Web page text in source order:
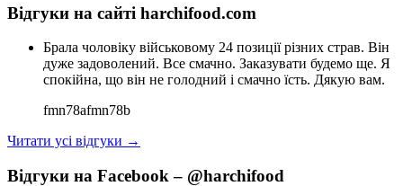
Відгуки на сайті harchifood.com
Брала чоловіку військовому 24 позиції різних страв. Він
дуже задоволений. Все смачно. Заказувати будемо ще. Я
спокійна, що він не голодний і смачно їсть. Дякую вам.
fmn78afmn78b
Читати усі відгуки →
Відгуки на Facebook – @harchifood